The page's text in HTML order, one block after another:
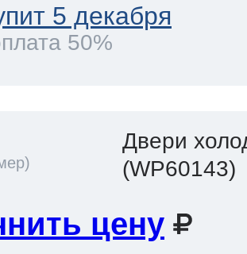
5 декабря
50%
Двери
(WP60143)
цену